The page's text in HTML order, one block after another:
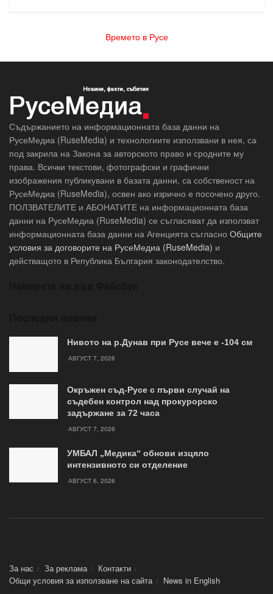
Времето в Русе
Съдържанието на информационната база данни на
РусеМедиа (RuseMedia) и технологиите използвани в нея, са
под закрила на Закона за авторското право и сродните му
права. Всички текстови, фотографски и графични
изображения публикувани в базата данни, са собственост на
РусеМедиа (RuseMedia), освен ако изрично е посочено друго.
ПОЛЗВАТЕЛИТЕ и АБОНАТИТЕ на информационната база
данни на РусеМедиа (RuseMedia) се съгласяват да използват
информационната база данни на Агенцията съгласно Общите
условия за договорите на РусеМедиа (RuseMedia) и
действащото в Република България законодателство.
Нивото на р.Дунав при Русе вече е -104 см
АВГУСТ 7, 2026
Окръжен съд-Русе с първи случай на
съдебен контрол над прокурорско
задържане за 72 часа
АВГУСТ 7, 2026
УМБАЛ „Медика“ обнови изцяло
интензивното си отделение
АВГУСТ 6, 2026
За нас За реклама
Контакти
Общи условия за използване на сайта
News in Еnglish